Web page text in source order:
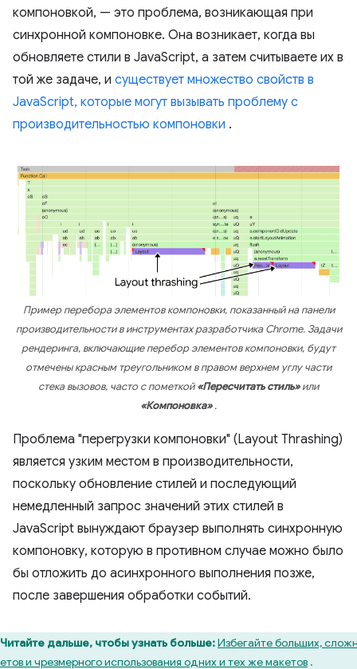
компоновкой, — это проблема, возникающая при
синхронной компоновке. Она возникает, когда вы
обновляете стили в JavaScript, а затем считываете их в
той же задаче, и существует множество свойств в
JavaScript, которые могут вызывать проблему с
производительностью компоновки .
Пример перебора элементов компоновки, показанный на панели
производительности в инструментах разработчика Chrome. Задачи
рендеринга, включающие перебор элементов компоновки, будут
отмечены красным треугольником в правом верхнем углу части
стека вызовов, часто с пометкой«Пересчитать стиль»или
«Компоновка».
Проблема "перегрузки компоновки" (Layout Thrashing)
является узким местом в производительности,
поскольку обновление стилей и последующий
немедленный запрос значений этих стилей в
JavaScript вынуждают браузер выполнять синхронную
компоновку, которую в противном случае можно было
бы отложить до асинхронного выполнения позже,
после завершения обработки событий.
Читайте дальше, чтобы узнать больше:Избегайте больших,
и чрезмерного использования одних и тех же макетов .